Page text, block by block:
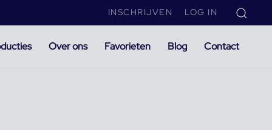
INSCHRIJVEN LOG IN
Over ons Favorieten Blog Contact